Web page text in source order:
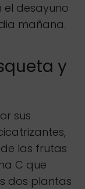
el desayuno
mañana.
y
sus
las frutas
C que
dos plantas